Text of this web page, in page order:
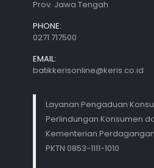
Prov. Jawa Tengah
PHONE:
0271 717500
EMAIL:
batikkerisonline@keris.co.id
Layanan Pengaduan
Perlindungan Konsumen
Kementerian
PKTN 0853-1111-1010